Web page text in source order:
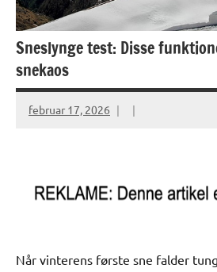
Sneslynge test: Disse
snekaos
februar 17, 2026
Når vinterens første sne falder